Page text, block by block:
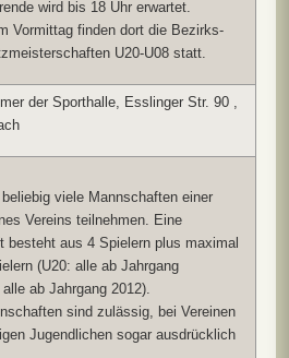
wird bis 18 Uhr erwartet.
Vormittag finden dort die Bezirks-
U20-U08 statt.
der Sporthalle, Esslinger Str. 90 ,
viele Mannschaften einer
Vereins teilnehmen. Eine
besteht aus 4 Spielern plus maximal
(U20: alle ab Jahrgang
ab Jahrgang 2012).
sind zulässig, bei Vereinen
Jugendlichen sogar ausdrücklich